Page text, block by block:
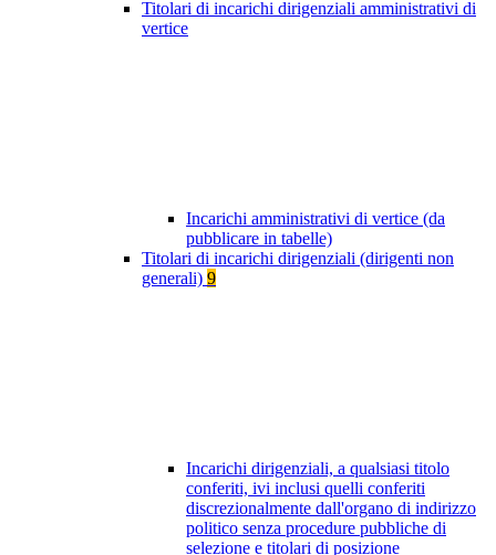
Titolari di incarichi dirigenziali amministrativi di
vertice
Incarichi amministrativi di vertice (da
pubblicare in tabelle)
Titolari di incarichi dirigenziali (dirigenti non
generali) 9
Incarichi dirigenziali, a qualsiasi titolo
conferiti, ivi inclusi quelli conferiti
discrezionalmente dall'organo di indirizzo
politico senza procedure pubbliche di
selezione e titolari di posizione